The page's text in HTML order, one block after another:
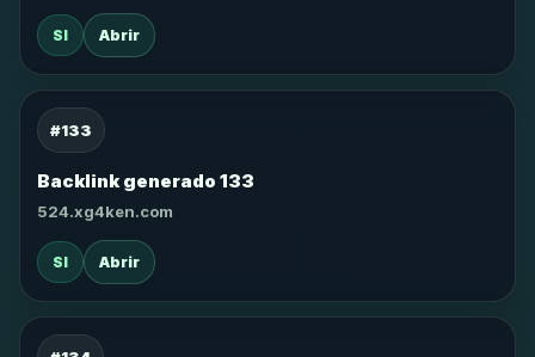
SI Abrir
#133
Backlink generado 133
524.xg4ken.com
SI Abrir